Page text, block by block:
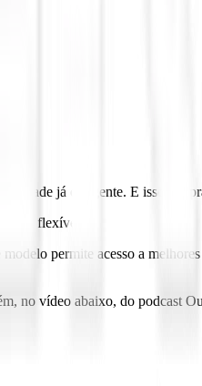
já é urgente. E isso, na
flexíveis.
permite acesso a
no vídeo abaixo, do podcast